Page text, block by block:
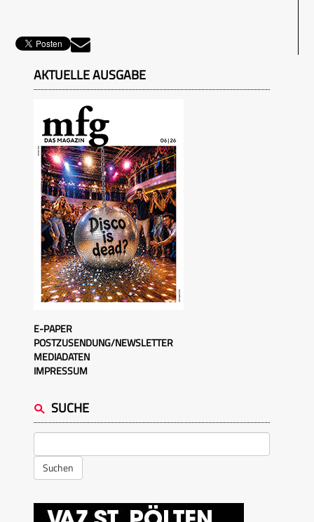
AKTUELLE AUSGABE
E-PAPER
POSTZUSENDUNG/NEWSLETTER
MEDIADATEN
IMPRESSUM
SUCHE
Suchen